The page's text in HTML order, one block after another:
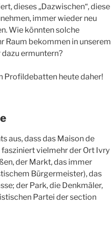
dieses „Dazwischen“, diese
immer wieder neu
Wie könnten solche
Raum bekommen in unserem
ermuntern?
Profildebatten heute daher!
aus, dass das Maison de
vielmehr der Ort Ivry
der Markt, das immer
Bürgermeister), das
der Park, die Denkmäler,
Partei der section